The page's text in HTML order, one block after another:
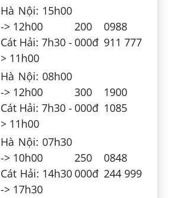
Hà Nội: 15h00
-> 12h00
Cát Hải: 7h30 -
> 11h00
200
000đ
0988
911 777
Hà Nội: 08h00
-> 12h00
Cát Hải: 7h30 -
> 11h00
300
000đ
1900
1085
Hà Nội: 07h30
-> 10h00
Cát Hải: 14h30
-> 17h30
250
000đ
0848
244 999